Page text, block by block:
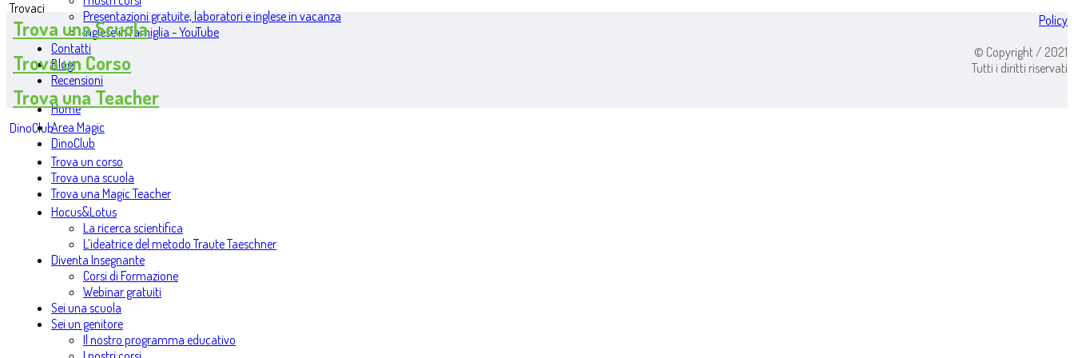
Presentazioni gratuite, laboratori e inglese in vacanza
Inglese in famiglia - YouTube
Contatti
Blog
Recensioni
Home
Area Magic
DinoClub
Trova un corso
Trova una scuola
Trova una Magic Teacher
Hocus&Lotus
La ricerca scientifica
L’ideatrice del metodo Traute Taeschner
Diventa Insegnante
Corsi di Formazione
Webinar gratuiti
Sei una scuola
Sei un genitore
Il nostro programma educativo
Trovaci
Trova una Scuola
Trova un Corso
Trova una Teacher
DinoClub
Policy
© Copyright / 2021
Tutti i diritti riservati